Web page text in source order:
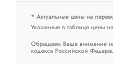
* Актуальные цены на
Указанные в таблице цены
Обращаем Ваше внимание на
кодекса Российской